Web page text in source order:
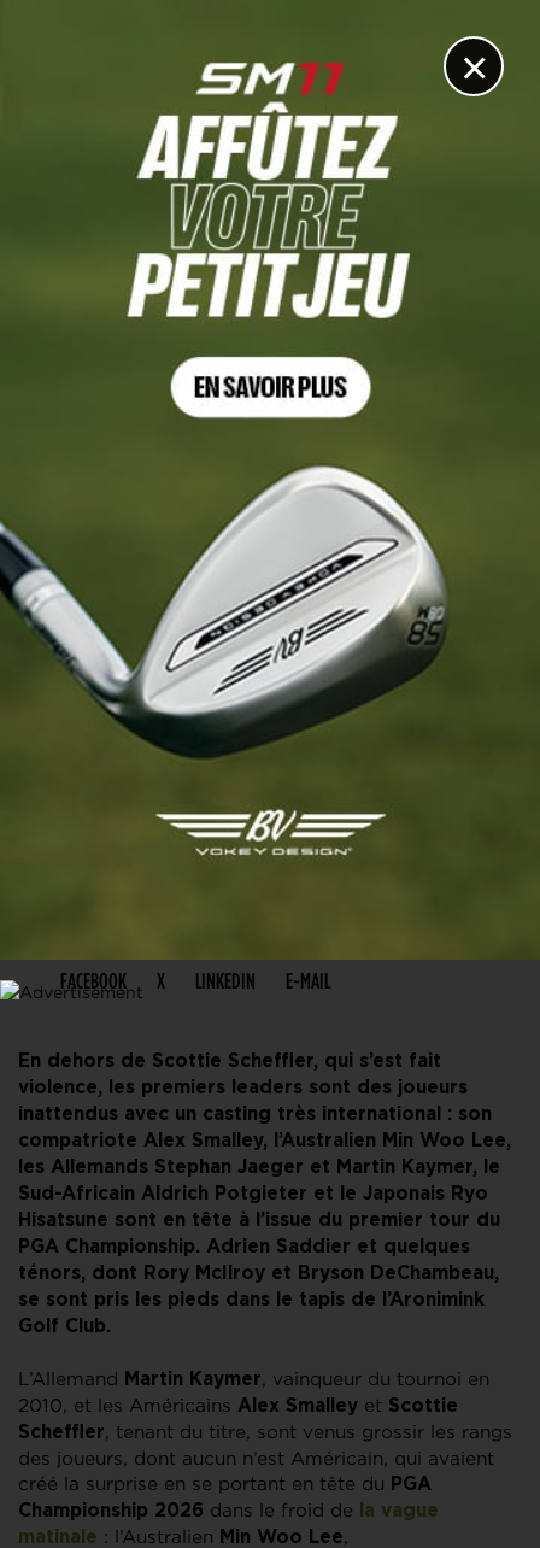
×
PGA CHAMPIONSHIP 2026, TOUR 1
FACEBOOK X LINKEDIN E-MAIL
En dehors de Scottie Scheffler, qui s’est fait
violence,
les premiers leaders sont des joueurs
inattendus avec un casting très international : son
compatriote Alex Smalley, l’Australien Min Woo Lee,
les Allemands Stephan Jaeger et Martin Kaymer, le
Sud-Africain Aldrich Potgieter et le Japonais Ryo
Hisatsune sont en tête à l’issue du premier tour du
PGA Championship. Adrien Saddier et quelques
ténors, dont Rory McIlroy et Bryson DeChambeau,
se sont pris les pieds dans le tapis de l’Aronimink
Golf Club.
L’Allemand Martin Kaymer, vainqueur du tournoi en
2010, et les Américains Alex Smalley et Scottie
Scheffler, tenant du titre, sont venus grossir les rangs
des joueurs, dont aucun n’est Américain, qui avaient
créé la surprise en se portant en tête du PGA
Championship 2026 dans le froid de
la vague
matinale : l’Australien Min Woo Lee,